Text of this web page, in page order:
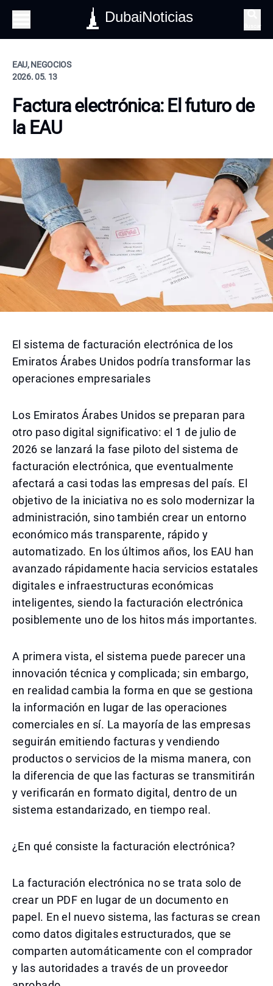
DubaiNoticias
EAU, NEGOCIOS
2026. 05. 13
Factura electrónica: El futuro de
la EAU
El sistema de facturación electrónica de los
Emiratos Árabes Unidos podría transformar las
operaciones empresariales
Los Emiratos Árabes Unidos se preparan para
otro paso digital significativo: el 1 de julio de
2026 se lanzará la fase piloto del sistema de
facturación electrónica, que eventualmente
afectará a casi todas las empresas del país. El
objetivo de la iniciativa no es solo modernizar la
administración, sino también crear un entorno
económico más transparente, rápido y
automatizado. En los últimos años, los EAU han
avanzado rápidamente hacia servicios estatales
digitales e infraestructuras económicas
inteligentes, siendo la facturación electrónica
posiblemente uno de los hitos más importantes.
A primera vista, el sistema puede parecer una
innovación técnica y complicada; sin embargo,
en realidad cambia la forma en que se gestiona
la información en lugar de las operaciones
comerciales en sí. La mayoría de las empresas
seguirán emitiendo facturas y vendiendo
productos o servicios de la misma manera, con
la diferencia de que las facturas se transmitirán
y verificarán en formato digital, dentro de un
sistema estandarizado, en tiempo real.
¿En qué consiste la facturación electrónica?
La facturación electrónica no se trata solo de
crear un PDF en lugar de un documento en
papel. En el nuevo sistema, las facturas se crean
como datos digitales estructurados, que se
comparten automáticamente con el comprador
y las autoridades a través de un proveedor